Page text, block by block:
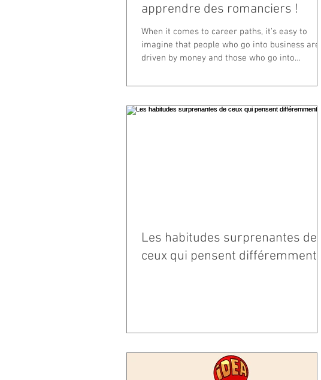
apprendre des romanciers !
When it comes to career paths, it's easy to
imagine that people who go into business are
driven by money and those who go into
Les habitudes surprenantes de
ceux qui pensent différemment